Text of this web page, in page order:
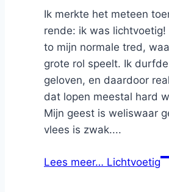
Ik merkte het meteen
rende: ik was lichtvoetig!
to mijn normale tred,
grote rol speelt. Ik
geloven, en daardoor
dat lopen meestal hard
Mijn geest is weliswaar
vlees is zwak....
Lees meer… Lichtvoetig